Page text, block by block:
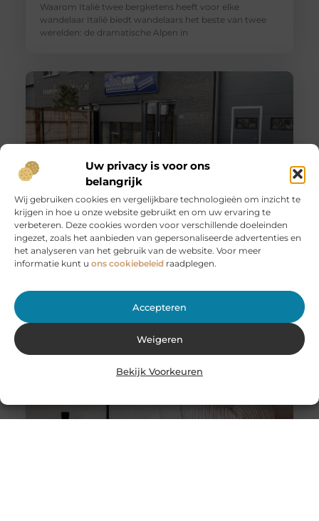
Uw privacy is voor ons
belangrijk
Wij gebruiken cookies en vergelijkbare technologieën om inzicht te
krijgen in hoe u onze website gebruikt en om uw ervaring te
verbeteren. Deze cookies worden voor verschillende doeleinden
ingezet, zoals het aanbieden van gepersonaliseerde advertenties en
het analyseren van het gebruik van de website. Voor meer
informatie kunt u ons cookiebeleid raadplegen.
Accepteren
Weigeren
Bekijk Voorkeuren
Waarom Italië twee bergketens heeft voor elke
wandelaar Italië biedt wandelaars het beste van twee
werelden: de dramatische Alpen in
Huur een aanhanger of autoambulance bij JobCar –
Voor elk vervoer de juiste oplossing
Bij JobCar in Etten-Leur bent u aan het juiste adres voor
het huren van aanhangers en autoambulances. Of u nu